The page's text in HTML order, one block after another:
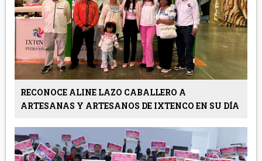
RECONOCE ALINE LAZO CABALLERO A
ARTESANAS Y ARTESANOS DE IXTENCO EN SU DÍA